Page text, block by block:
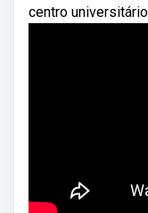
centro